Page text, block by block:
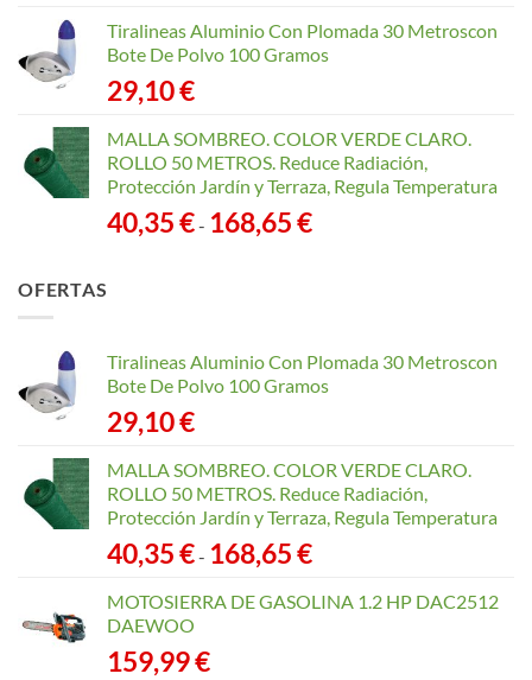
Tiralineas Aluminio Con Plomada 30 Metroscon
Bote De Polvo 100 Gramos
29,10€
MALLA SOMBREO. COLOR VERDE CLARO.
ROLLO 50 METROS. Reduce Radiación,
Protección Jardín y Terraza, Regula Temperatura
40,35€- 168,65€Rango
168,65 €
OFERTAS
Tiralineas Aluminio Con Plomada 30 Metroscon
Bote De Polvo 100 Gramos
29,10€
MALLA SOMBREO. COLOR VERDE CLARO.
ROLLO 50 METROS. Reduce Radiación,
Protección Jardín y Terraza, Regula Temperatura
40,35€- 168,65€Rango
precios:
MOTOSIERRA DE GASOLINA 1.2 HP DAC2512
DAEWOO
159,99€